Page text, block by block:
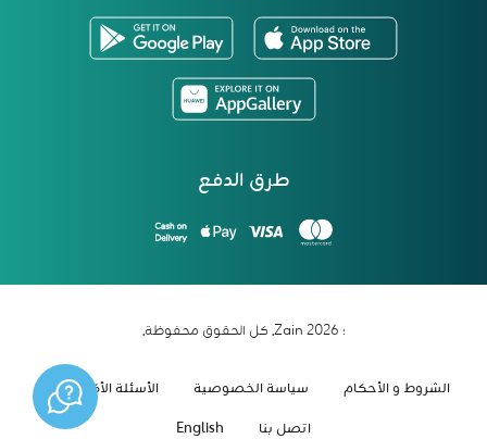
طرق الدفع
؛ 2026 Zain. كل الحقوق محفوظة.
الشروط و الأحكام سياسة الخصوصية
الأسئلة الأكثر شيوعاً
اتصل بنا
English